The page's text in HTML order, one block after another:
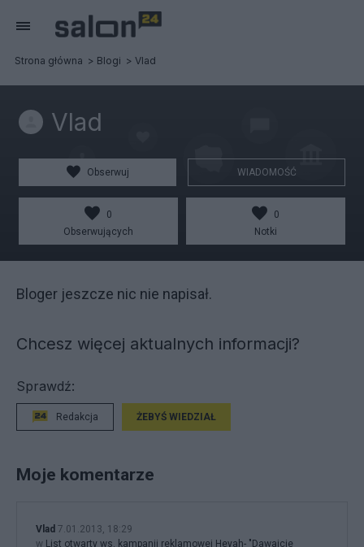
Strona główna Blogi Vlad
Vlad
Obserwuj WIADOMOŚĆ
0
Obserwujących
0
Notki
Bloger jeszcze nic nie napisał.
Chcesz więcej aktualnych informacji?
Sprawdź:
Redakcja ŻEBYŚ WIEDZIAŁ
Moje komentarze
Vlad 7.01.2013, 18:29
w List otwarty ws. kampanii reklamowej Heyah- "Dawajcie